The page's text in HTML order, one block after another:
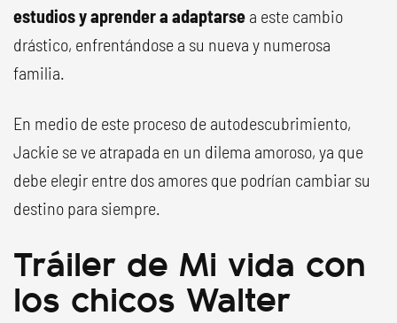
estudios y aprender a adaptarse a este cambio
drástico, enfrentándose a su nueva y numerosa
familia.
En medio de este proceso de autodescubrimiento,
Jackie se ve atrapada en un dilema amoroso, ya que
debe elegir entre dos amores que podrían cambiar su
destino para siempre.
Tráiler de Mi vida con
los chicos Walter